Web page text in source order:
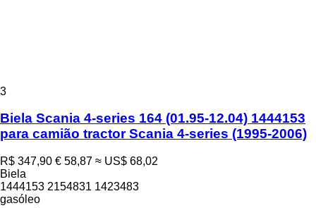
3
Biela Scania 4-series 164 (01.95-12.04) 1444153
para camião tractor Scania 4-series (1995-2006)
R$ 347,90 € 58,87 ≈ US$ 68,02
Biela
1444153 2154831 1423483
gasóleo